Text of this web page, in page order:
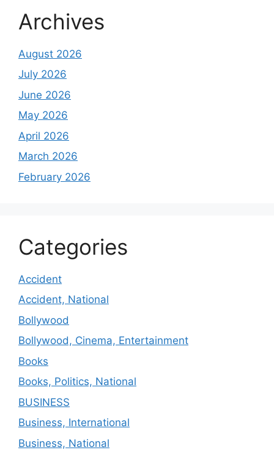
Archives
August 2026
July 2026
June 2026
May 2026
April 2026
March 2026
February 2026
Categories
Accident
Accident, National
Bollywood
Bollywood, Cinema, Entertainment
Books
Books, Politics, National
BUSINESS
Business, International
Business, National